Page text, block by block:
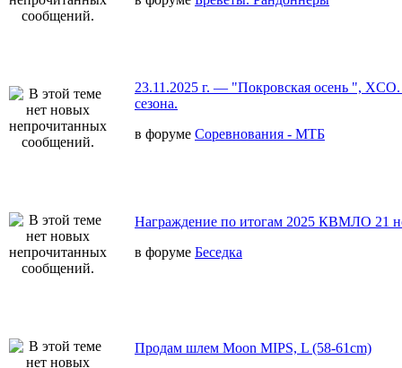
23.11.2025 г. — "Покровская осень ",
сезона.
в форуме Соревнования - МТБ
Награждение по итогам 2025 КВМЛО 21
в форуме Беседка
Продам шлем Moon MIPS, L (58-61cm)